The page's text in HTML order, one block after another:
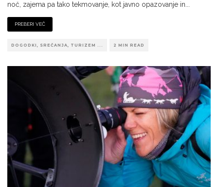
noč, zajema pa tako tekmovanje, kot javno opazovanje in
PREBERI VEČ
DOGODKI, SREČANJA, TURIZEM ... 2 MIN READ